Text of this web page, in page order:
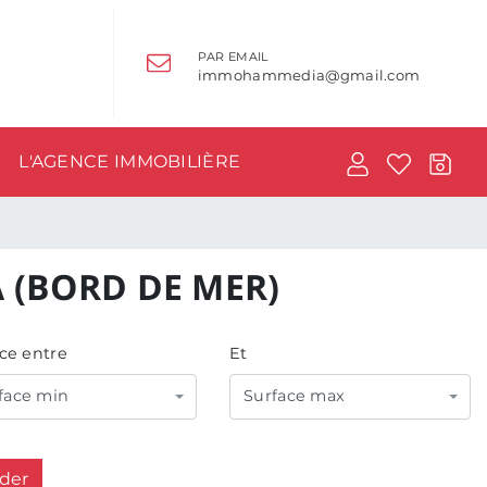
PAR EMAIL
immohammedia@gmail.com
L'AGENCE IMMOBILIÈRE
DE MER)
entre
min
Et
Surface max